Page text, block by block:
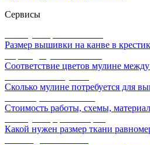
Сервисы
Размер вышивки на канве в
Соответствие цветов мулине
Сколько мулине потребуется для
Стоимость работы, схемы,
Какой нужен размер ткани